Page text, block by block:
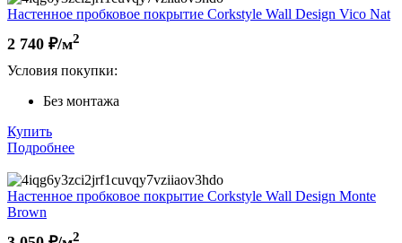
Настенное пробковое покрытие Corkstyle Wall Design Vico Nat
2 740 ₽/м2
Условия покупки:
Без монтажа
Купить
Подробнее
Настенное пробковое покрытие Corkstyle Wall Design Monte
Brown
2